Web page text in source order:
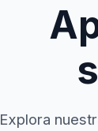
Explora